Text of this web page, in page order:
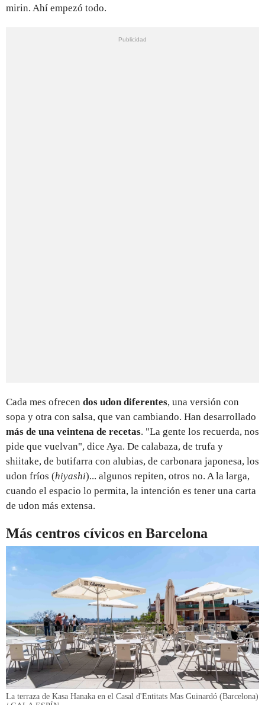
mirin. Ahí empezó todo.
Cada mes ofrecen dos udon diferentes, una versión con
sopa y otra con salsa, que van cambiando. Han desarrollado
más de una veintena de recetas. "La gente los recuerda, nos
pide que vuelvan", dice Aya. De calabaza, de trufa y
shiitake, de butifarra con alubias, de carbonara japonesa, los
udon fríos (hiyashi)... algunos repiten, otros no. A la larga,
cuando el espacio lo permita, la intención es tener una carta
de udon más extensa.
Más centros cívicos en Barcelona
La terraza de Kasa Hanaka en el Casal d'Entitats Mas Guinardó (Barcelona)